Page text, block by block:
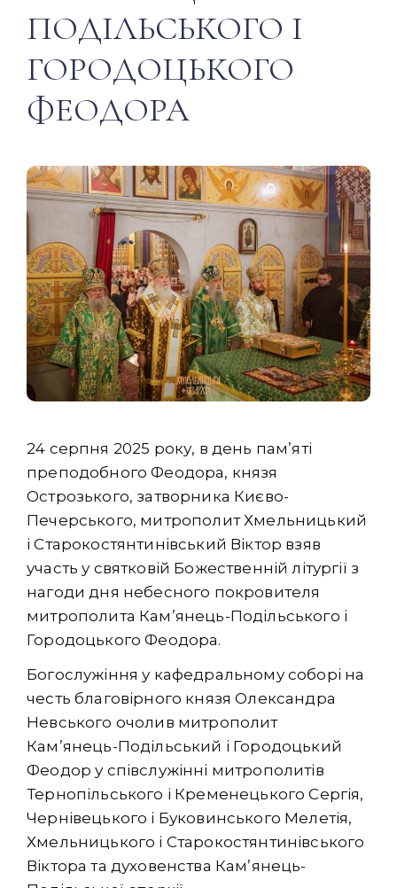
ПОДІЛЬСЬКОГО І
ГОРОДОЦЬКОГО
ФЕОДОРА
24 серпня 2025 року, в день пам’яті
преподобного Феодора, князя
Острозького, затворника Києво-
Печерського, митрополит Хмельницький
і Старокостянтинівський Віктор взяв
участь у святковій Божественній літургії з
нагоди дня небесного покровителя
митрополита Кам’янець-Подільського і
Городоцького Феодора.
Богослужіння у кафедральному соборі на
честь благовірного князя Олександра
Невського очолив митрополит
Кам’янець-Подільський і Городоцький
Феодор у співслужінні митрополитів
Тернопільського і Кременецького Сергія,
Чернівецького і Буковинського Мелетія,
Хмельницького і Старокостянтинівського
Віктора та духовенства Камʼянець-